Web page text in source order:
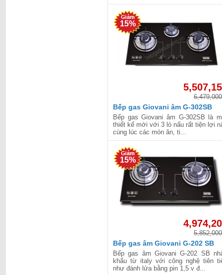
15%
Bếp gas Giovani âm G-302SB
Bếp gas Giovani âm G-302SB là
thiết kế mới với 3 lò nấu rất tiện lợi
cùng lúc các món ăn, ti...
15%
Bếp gas âm Giovani G-202 SB
Bếp gas âm Giovani G-202 SB
khẩu từ italy với công nghệ tiên
như đánh lửa bằng pin 1,5 v đ...